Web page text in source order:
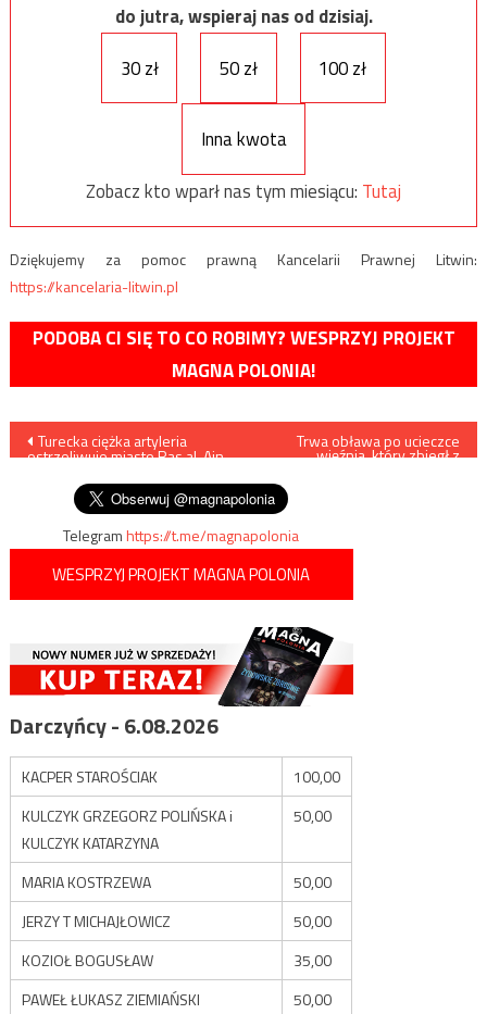
do jutra, wspieraj nas od dzisiaj.
30 zł
50 zł 100 zł
Inna kwota
Zobacz kto wparł nas tym miesiącu: Tutaj
Dziękujemy za pomoc prawną Kancelarii Prawnej Litwin:
https://kancelaria-litwin.pl
PODOBA CI SIĘ TO CO ROBIMY? WESPRZYJ PROJEKT
MAGNA POLONIA!
Nawigacja
wpisu
Turecka ciężka artyleria
ostrzeliwuje miasto Ras al-Ajn
Trwa obława po ucieczce
więźnia, który zbiegł z
Telegramhttps://t.me/magnapolonia
WESPRZYJ PROJEKT MAGNA POLONIA
Darczyńcy - 6.08.2026
KACPER STAROŚCIAK
100,00
KULCZYK GRZEGORZ POLIŃSKA i
KULCZYK KATARZYNA
50,00
MARIA KOSTRZEWA
50,00
JERZY T MICHAJŁOWICZ
50,00
KOZIOŁ BOGUSŁAW
35,00
PAWEŁ ŁUKASZ ZIEMIAŃSKI
50,00